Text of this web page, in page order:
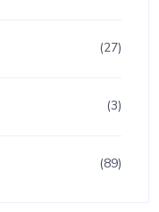
(27)
(3)
(89)